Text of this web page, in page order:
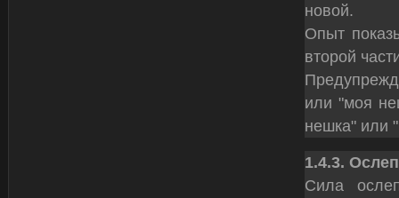
новой.
Опыт
второй
или "моя
нешка" или
1.4.3.
Сила